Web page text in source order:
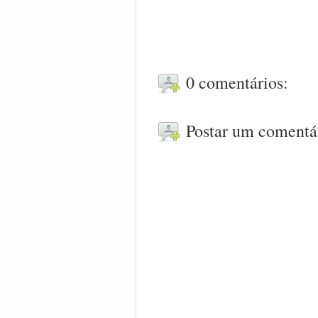
0 comentários:
Postar um